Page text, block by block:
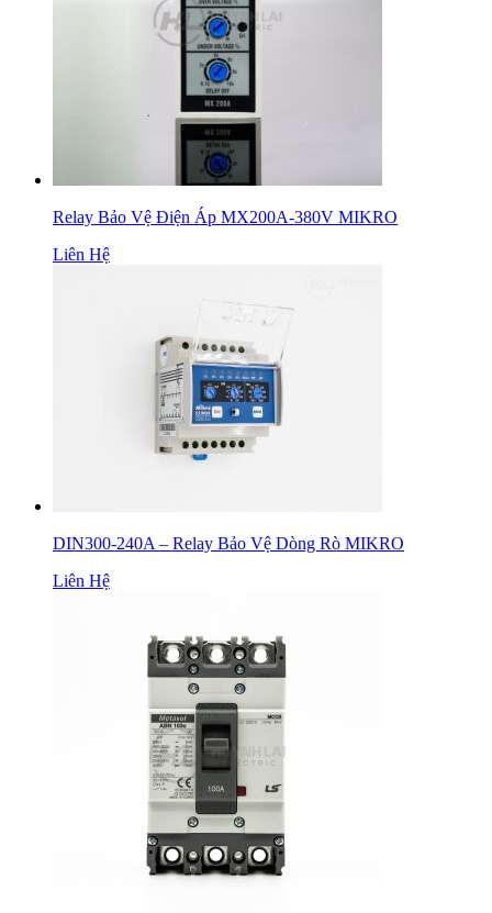
Relay Bảo Vệ Điện Áp MX200A-380V MIKRO
Liên Hệ
DIN300-240A – Relay Bảo Vệ Dòng Rò MIKRO
Liên Hệ